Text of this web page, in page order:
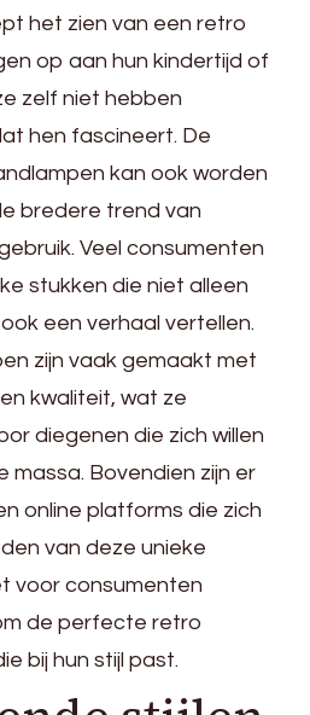
het zien van een retro
op aan hun kindertijd of
zelf niet hebben
hen fascineert. De
kan ook worden
bredere trend van
Veel consumenten
stukken die niet alleen
een verhaal vertellen.
zijn vaak gemaakt met
kwaliteit, wat ze
diegenen die zich willen
massa. Bovendien zijn er
online platforms die zich
van deze unieke
voor consumenten
de perfecte retro
bij hun stijl past.